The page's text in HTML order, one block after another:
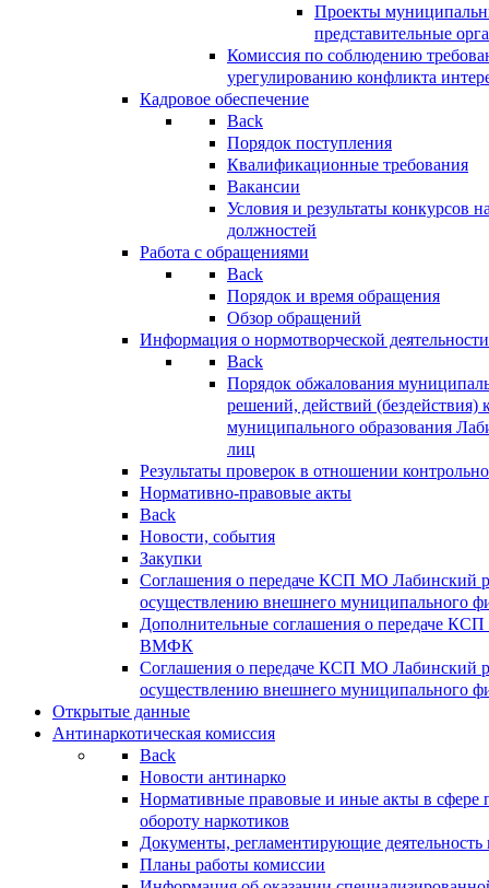
Проекты
представительные
Комиссия по соблюдению
урегулированию конфликта
Кадровое обеспечение
Back
Порядок поступления
Квалификационные требования
Вакансии
Условия и результаты конкурсов
должностей
Работа с обращениями
Back
Порядок и время обращения
Обзор обращений
Информация о нормотворческой деятельности
Back
Порядок обжалования
решений, действий (бездействия)
муниципального образования
лиц
Результаты проверок в отношении
Нормативно-правовые акты
Back
Новости, события
Закупки
Соглашения о передаче КСП МО Лабинский
осуществлению внешнего муниципального
Дополнительные соглашения о передаче
ВМФК
Соглашения о передаче КСП МО Лабинский
осуществлению внешнего муниципального
Открытые данные
Антинаркотическая комиссия
Back
Новости антинарко
Нормативные правовые и иные акты в сфере
обороту наркотиков
Документы, регламентирующие деятельность
Планы работы комиссии